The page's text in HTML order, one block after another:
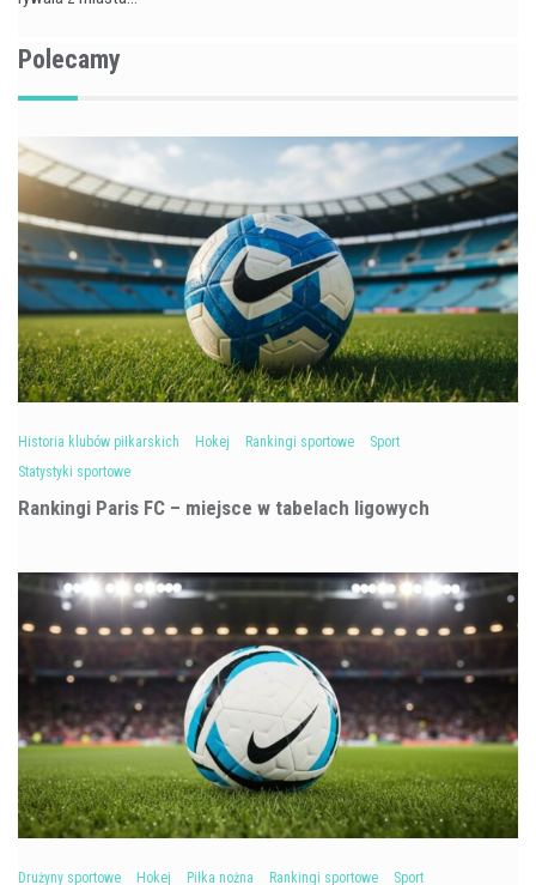
Polecamy
Historia klubów piłkarskich Hokej Rankingi sportowe
Sport
Statystyki sportowe
Rankingi Paris FC – miejsce w tabelach ligowych
Drużyny sportowe Hokej Piłka nożna Rankingi sportowe Sport